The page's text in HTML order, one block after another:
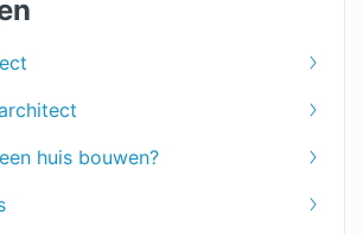
huis bouwen?